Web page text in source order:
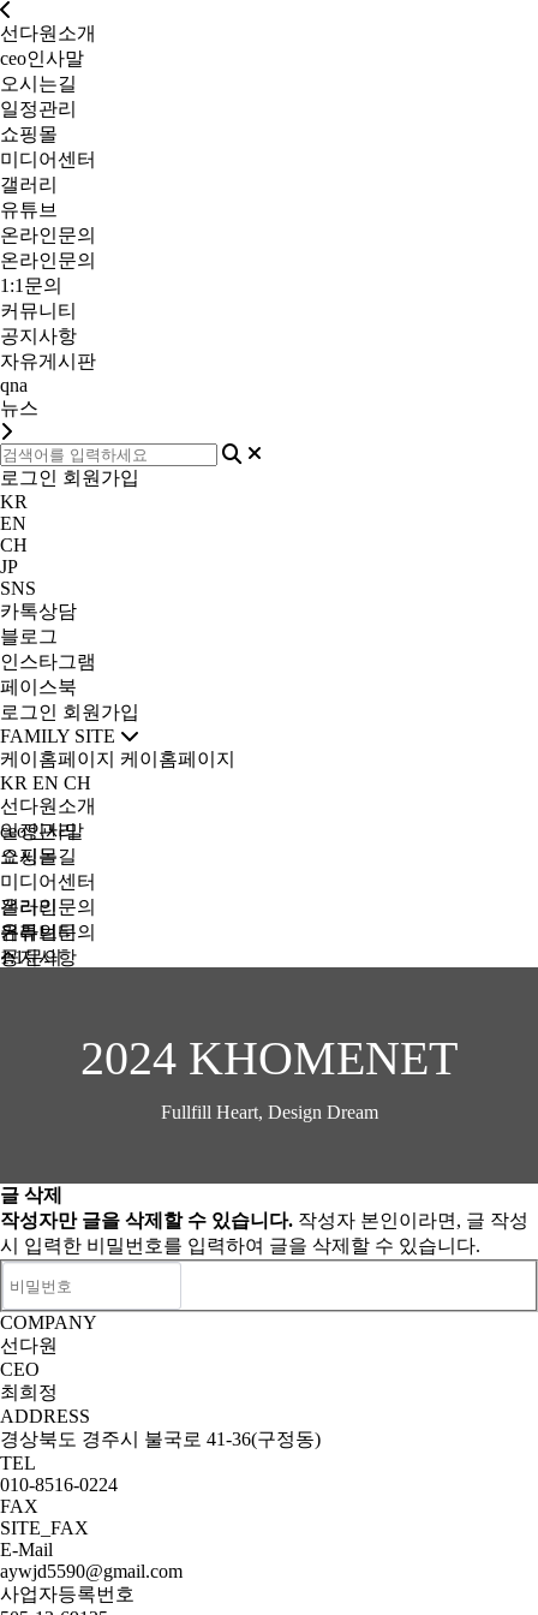
선다원소개
ceo인사말
오시는길
일정관리
쇼핑몰
미디어센터
갤러리
유튜브
온라인문의
온라인문의
1:1문의
커뮤니티
공지사항
자유게시판
qna
뉴스
로그인 회원가입
KR
EN
CH
JP
SNS
카톡상담
블로그
인스타그램
페이스북
로그인 회원가입
FAMILY SITE
케이홈페이지
케이홈페이지
KR EN CH
선다원소개
ceo인사말
오시는길
일정관리
쇼핑몰
미디어센터
갤러리
유튜브
온라인문의
온라인문의
1:1문의
커뮤니티
공지사항
2024 KHOMENET
Fullfill Heart, Design Dream
글 삭제
작성자만 글을 삭제할 수 있습니다. 작성자 본인이라면, 글 작성
시 입력한 비밀번호를 입력하여 글을 삭제할 수 있습니다.
COMPANY
선다원
CEO
최희정
ADDRESS
경상북도 경주시 불국로 41-36(구정동)
TEL
010-8516-0224
FAX
SITE_FAX
E-Mail
aywjd5590@gmail.com
사업자등록번호